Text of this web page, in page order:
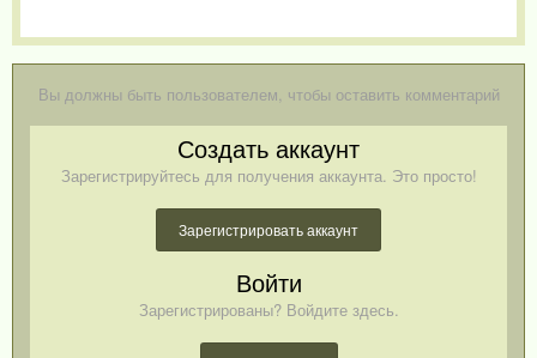
Вы должны быть пользователем, чтобы оставить комментарий
Создать аккаунт
Зарегистрируйтесь для получения аккаунта. Это просто!
Зарегистрировать аккаунт
Войти
Зарегистрированы? Войдите здесь.